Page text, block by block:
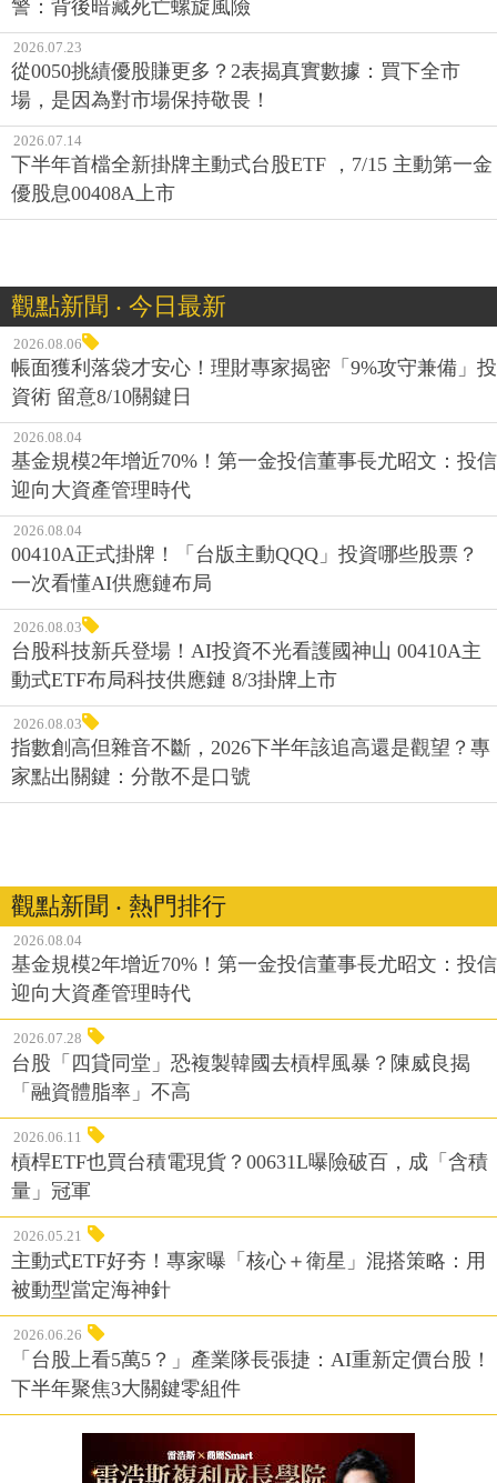
警：背後暗藏死亡螺旋風險
2026.07.23
從0050挑績優股賺更多？2表揭真實數據：買下全市
場，是因為對市場保持敬畏！
2026.07.14
下半年首檔全新掛牌主動式台股ETF ，7/15 主動第一金
優股息00408A上市
觀點新聞 ‧ 今日最新
2026.08.06
帳面獲利落袋才安心！理財專家揭密「9%攻守兼備」投
資術 留意8/10關鍵日
2026.08.04
基金規模2年增近70%！第一金投信董事長尤昭文：投信
迎向大資產管理時代
2026.08.04
00410A正式掛牌！「台版主動QQQ」投資哪些股票？
一次看懂AI供應鏈布局
2026.08.03
台股科技新兵登場！AI投資不光看護國神山 00410A主
動式ETF布局科技供應鏈 8/3掛牌上市
2026.08.03
指數創高但雜音不斷，2026下半年該追高還是觀望？專
家點出關鍵：分散不是口號
觀點新聞 ‧ 熱門排行
2026.08.04
基金規模2年增近70%！第一金投信董事長尤昭文：投信
迎向大資產管理時代
2026.07.28
台股「四貸同堂」恐複製韓國去槓桿風暴？陳威良揭
「融資體脂率」不高
2026.06.11
槓桿ETF也買台積電現貨？00631L曝險破百，成「含積
量」冠軍
2026.05.21
主動式ETF好夯！專家曝「核心＋衛星」混搭策略：用
被動型當定海神針
2026.06.26
「台股上看5萬5？」產業隊長張捷：AI重新定價台股！
下半年聚焦3大關鍵零組件